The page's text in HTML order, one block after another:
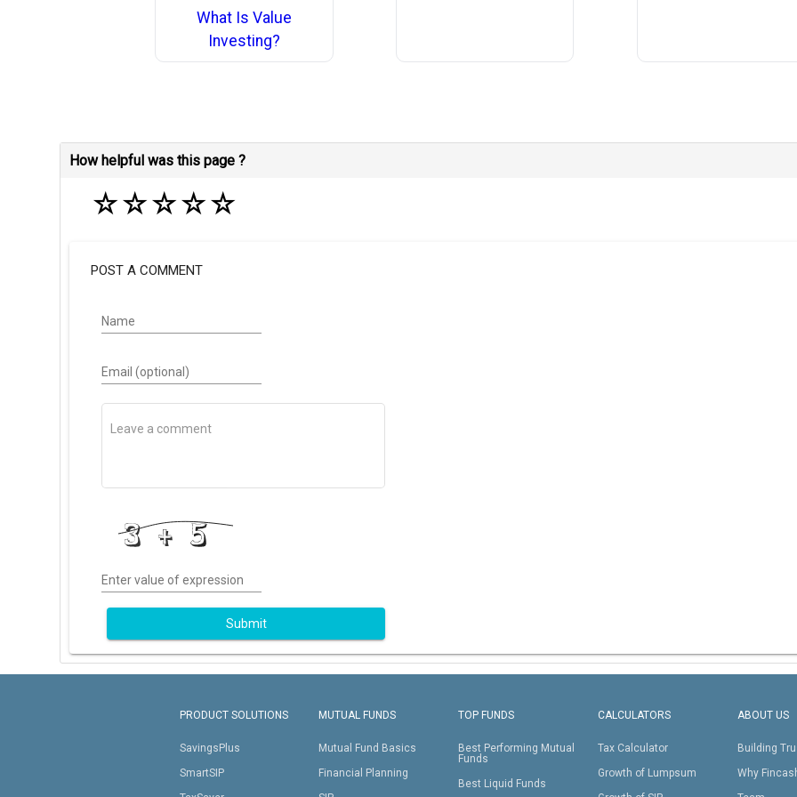
What Is Value
Investing?
How helpful was this page ?
☆☆☆☆☆
POST A COMMENT
Name
Email (optional)
Enter value of expression
Submit
PRODUCT SOLUTIONS
SavingsPlus
SmartSIP
MUTUAL FUNDS
Mutual Fund Basics
Financial Planning
TOP FUNDS
Best Performing Mutual
Funds
Best Liquid Funds
CALCULATORS
Tax Calculator
Growth of Lumpsum
ABOUT US
Building
Why